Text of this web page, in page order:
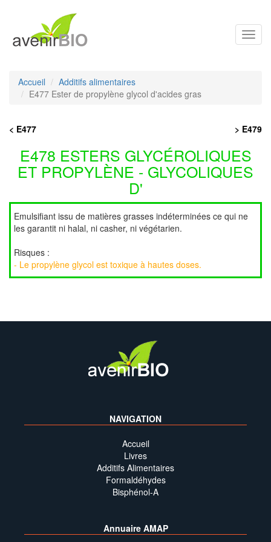
Accueil
Additifs alimentaires
E477 Ester de propylène glycol d'acides gras
< E477 > E479
E478 ESTERS GLYCÉROLIQUES
ET PROPYLÈNE - GLYCOLIQUES
D'
Emulsifiant issu de matières grasses indéterminées ce qui ne
les garantit ni halal, ni casher, ni végétarien.
Risques :
- Le propylène glycol est toxique à hautes doses.
NAVIGATION
Accueil
Livres
Additifs Alimentaires
Formaldéhydes
Bisphénol-A
Annuaire AMAP